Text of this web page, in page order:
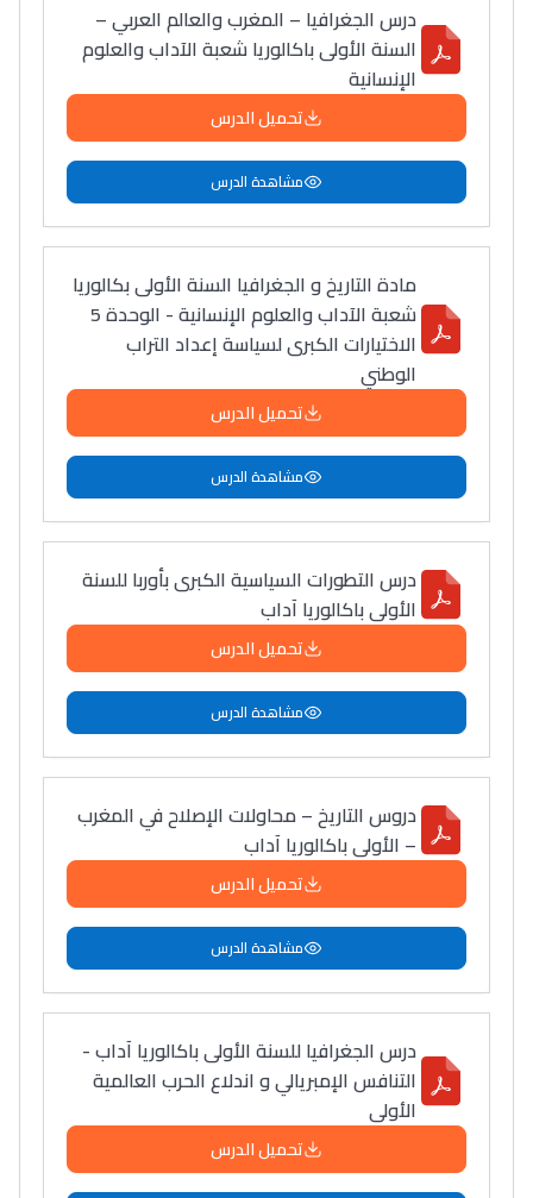
درس الجغرافيا – المغرب والعالم العربي –
السنة الأولى باكالوريا شعبة الآداب والعلوم
الإنسانية
تحميل الدرس
مشاهدة الدرس
مادة التاريخ و الجغرافيا السنة الأولى بكالوريا
شعبة الآداب والعلوم الإنسانية - الوحدة 5
الاختيارات الكبرى لسياسة إعداد التراب
الوطني
تحميل الدرس
مشاهدة الدرس
درس التطورات السياسية الكبرى بأوربا للسنة
الأولى باكالوريا آداب
تحميل الدرس
مشاهدة الدرس
دروس التاريخ – محاولات الإصلاح في المغرب
– الأولى باكالوريا آداب
تحميل الدرس
مشاهدة الدرس
درس الجغرافيا للسنة الأولى باكالوريا آداب -
التنافس الإمبريالي و اندلاع الحرب العالمية
الأولى
تحميل الدرس